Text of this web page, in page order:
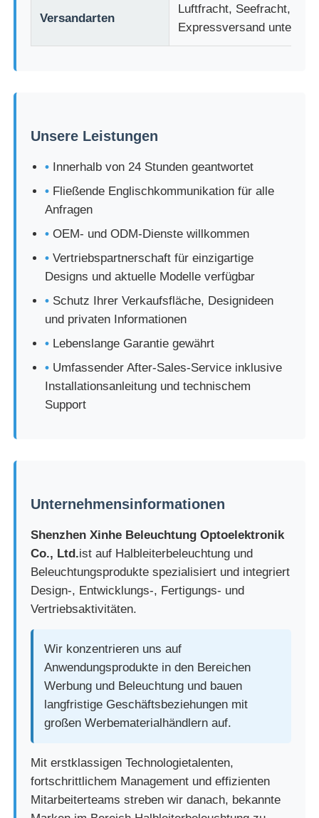
Versandarten
Luftfracht, Seefracht,
Expressversand
Unsere Leistungen
• Innerhalb von 24 Stunden geantwortet
• Fließende Englischkommunikation für alle
Anfragen
• OEM- und ODM-Dienste willkommen
• Vertriebspartnerschaft für einzigartige
Designs und aktuelle Modelle verfügbar
• Schutz Ihrer Verkaufsfläche, Designideen
und privaten Informationen
• Lebenslange Garantie gewährt
• Umfassender After-Sales-Service inklusive
Installationsanleitung und technischem
Support
Unternehmensinformationen
Shenzhen Xinhe Beleuchtung Optoelektronik
Co., Ltd.ist auf Halbleiterbeleuchtung und
Beleuchtungsprodukte spezialisiert und integriert
Design-, Entwicklungs-, Fertigungs- und
Vertriebsaktivitäten.
Wir konzentrieren uns auf
Anwendungsprodukte in den Bereichen
Werbung und Beleuchtung und bauen
langfristige Geschäftsbeziehungen mit
großen Werbematerialhändlern auf.
Mit erstklassigen Technologietalenten,
fortschrittlichem Management und effizienten
Mitarbeiterteams streben wir danach, bekannte